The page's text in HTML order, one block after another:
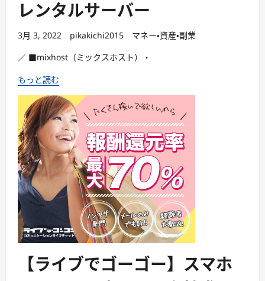
レンタルサーバー
3月 3, 2022 pikakichi2015
マネー・資産・副業
／ ■mixhost（ミックスホスト）・
もっと読む
【ライブでゴーゴー】スマホ